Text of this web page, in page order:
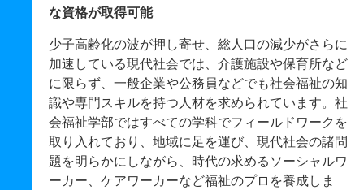
な資格が取得可能
少子高齢化の波が押し寄せ、総人口の減少がさらに
加速している現代社会では、介護施設や保育所など
に限らず、一般企業や公務員などでも社会福祉の知
識や専門スキルを持つ人材を求められています。社
会福祉学部ではすべての学科でフィールドワークを
取り入れており、地域に足を運び、現代社会の諸問
題を明らかにしながら、時代の求めるソーシャルワ
ーカー、ケアワーカーなど福祉のプロを養成しま